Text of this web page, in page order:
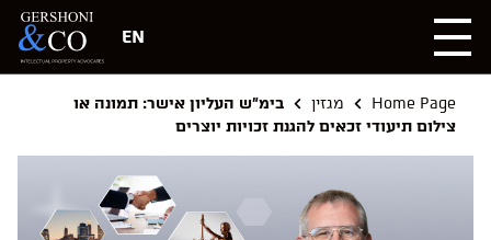
EN
Home Page מגזין
בימ"ש העליון אישר: תמונה או
צילום תיעודי זכאים להגנת זכויות יוצרים